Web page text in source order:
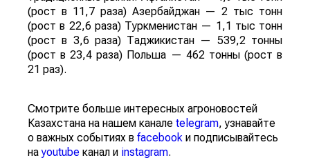
(рост в 11,7 раза) Азербайджан — 2 тыс тонн
(рост в 22,6 раза) Туркменистан — 1,1 тыс тонн
(рост в 3,6 раза) Таджикистан — 539,2 тонны
(рост в 23,4 раза) Польша — 462 тонны (рост в
21 раз).
Смотрите больше интересных агроновостей
Казахстана на нашем канале telegram, узнавайте
о важных событиях в facebook и подписывайтесь
наyoutube канал и instagram.